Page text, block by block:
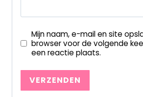
Mijn naam, e-mail en site
browser voor de volgende
een reactie plaats.